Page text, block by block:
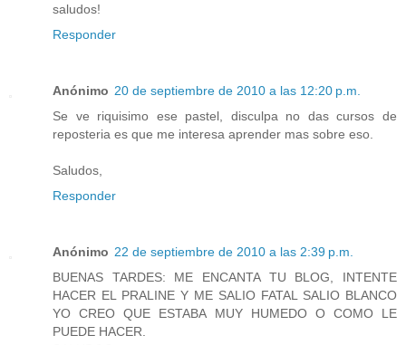
saludos!
Responder
Anónimo 20 de septiembre de 2010 a las 12:20 p.m.
Se ve riquisimo ese pastel, disculpa no das cursos de
reposteria es que me interesa aprender mas sobre eso.
Saludos,
Responder
Anónimo 22 de septiembre de 2010 a las 2:39 p.m.
BUENAS TARDES: ME ENCANTA TU BLOG, INTENTE
HACER EL PRALINE Y ME SALIO FATAL SALIO BLANCO
YO CREO QUE ESTABA MUY HUMEDO O COMO LE
PUEDE HACER.